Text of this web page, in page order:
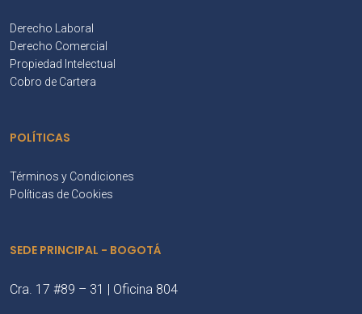
Derecho Laboral
Derecho Comercial
Propiedad Intelectual
Cobro de Cartera
POLÍTICAS
Términos y Condiciones
Políticas de Cookies
SEDE PRINCIPAL - BOGOTÁ
Cra. 17 #89 – 31 | Oficina 804